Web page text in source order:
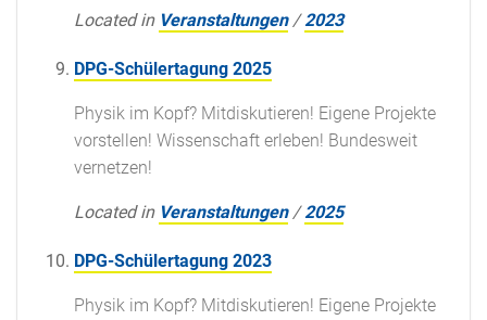
Located in Veranstaltungen /2023
DPG-Schülertagung 2025
Physik im Kopf? Mitdiskutieren! Eigene Projekte
vorstellen! Wissenschaft erleben! Bundesweit
vernetzen!
Located in Veranstaltungen /2025
DPG-Schülertagung 2023
Physik im Kopf? Mitdiskutieren! Eigene Projekte